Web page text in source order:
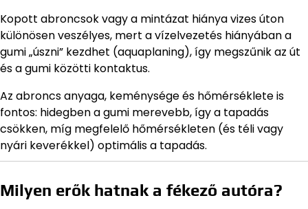
Kopott abroncsok vagy a mintázat hiánya vizes úton
különösen veszélyes, mert a vízelvezetés hiányában a
gumi „úszni” kezdhet (aquaplaning), így megszűnik az út
és a gumi közötti kontaktus.
Az abroncs anyaga, keménysége és hőmérséklete is
fontos: hidegben a gumi merevebb, így a tapadás
csökken, míg megfelelő hőmérsékleten (és téli vagy
nyári keverékkel) optimális a tapadás.
Milyen erők hatnak a fékező autóra?